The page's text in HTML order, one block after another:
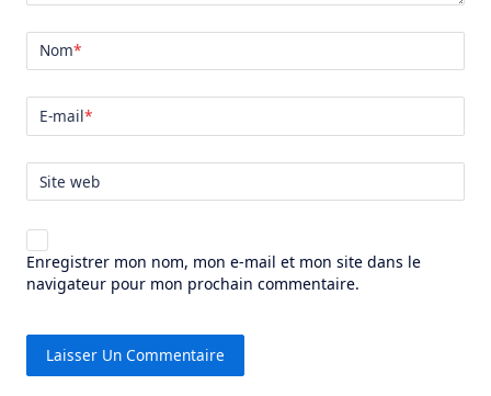
Nom*
E-mail*
Site web
Enregistrer mon nom, mon e-mail et mon site dans le
navigateur pour mon prochain commentaire.